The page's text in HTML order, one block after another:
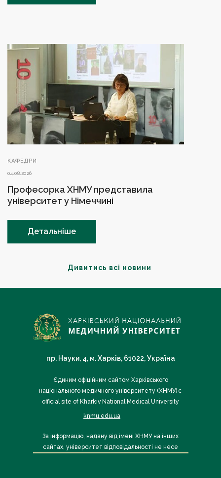
Дивитись всі новини
КАФЕДРИ
04.08.2026
Професорка ХНМУ представила
університет у Німеччині
Детальніше
пр. Науки, 4, м. Харків, 61022, Україна
Єдиним офіційним сайтом Харківського
національного медичного університету (ХНМУ) є
official site of Kharkiv National Medical University
knmu.edu.ua
За інформацію, надану від імені ХНМУ на інших
сайтах, університет відповідальності не несе